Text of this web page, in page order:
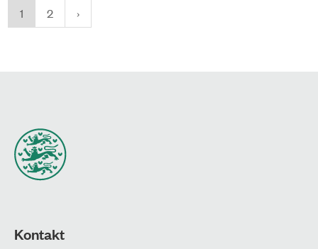
1 2
Kontakt